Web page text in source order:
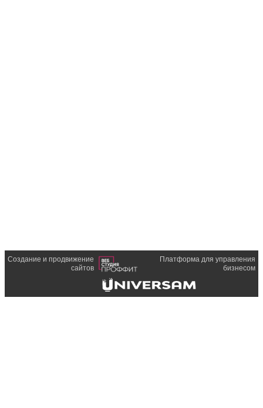
Создание и продвижение
сайтов
Платформа для управления
бизнесом